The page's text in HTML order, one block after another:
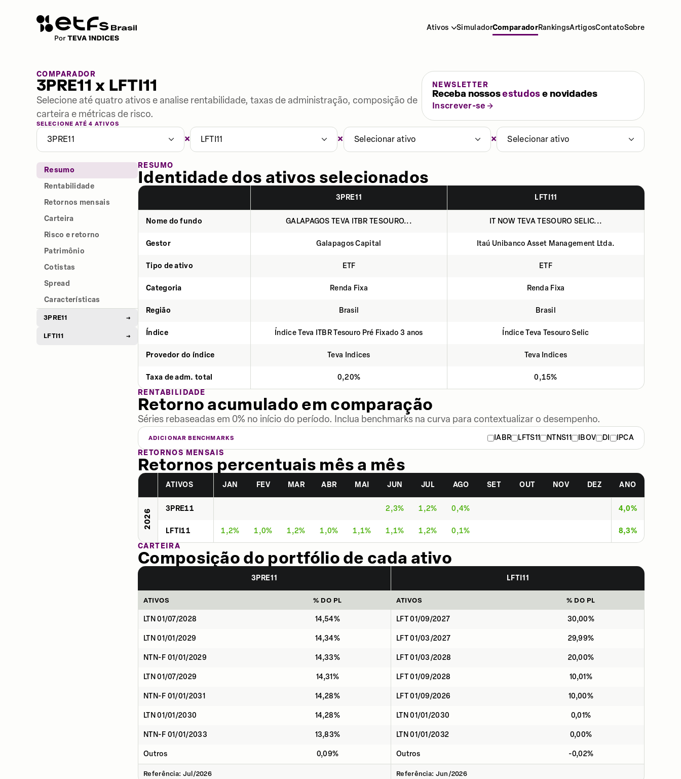
Ativos SimuladorComparadorRankingsArtigosContatoSobre
COMPARADOR
3PRE11 x LFTI11
Selecione até quatro ativos e analise rentabilidade, taxas de administração, composição de
carteira e métricas de risco.
NEWSLETTER
Receba nossosestudose novidades
Inscrever-se
SELECIONE ATÉ 4 ATIVOS
3PRE11 × LFTI11 × Selecionar ativo × Selecionar ativo
Resumo
Rentabilidade
Retornos mensais
Carteira
Risco e retorno
Patrimônio
Cotistas
Spread
Características
3PRE11 →
LFTI11 →
RESUMO
Identidade dos ativos selecionados
3PRE11 LFTI11
Nome do fundo GALAPAGOS TEVA ITBR TESOURO... IT NOW TEVA TESOURO SELIC...
Gestor Galapagos Capital Itaú Unibanco Asset Management Ltda.
Tipo de ativo ETF ETF
Categoria Renda Fixa Renda Fixa
Região Brasil Brasil
Índice Índice Teva ITBR Tesouro Pré Fixado 3 anos Índice Teva Tesouro Selic
Provedor do índice Teva Indices Teva Indices
Taxa de adm. total 0,20%
0,15%
RENTABILIDADE
Retorno acumulado em comparação
Séries rebaseadas em 0% no início do período. Inclua benchmarks na curva para contextualizar o desempenho.
ADICIONAR BENCHMARKS IABR LFTS11 NTNS11 IBOV DI
IPCA
RETORNOS MENSAIS
Retornos percentuais mês a mês
ATIVOS JAN FEV MAR ABR MAI JUN JUL AGO SET OUT NOV DEZ ANO
2026 3PRE11 2,3% 1,2% 0,4% 4,0%
LFTI11 1,2% 1,0% 1,2% 1,0% 1,1% 1,1% 1,2% 0,1%
8,3%
CARTEIRA
Composição do portfólio de cada ativo
3PRE11 LFTI11
ATIVOS % DO PL ATIVOS % DO PL
LTN 01/07/2028 14,54% LFT 01/09/2027 30,00%
LTN 01/01/2029 14,34% LFT 01/03/2027 29,99%
NTN-F 01/01/2029 14,33% LFT 01/03/2028 20,00%
LTN 01/07/2029 14,31% LFT 01/09/2028 10,01%
NTN-F 01/01/2031 14,28% LFT 01/09/2026 10,00%
LTN 01/01/2030 14,28% LTN 01/01/2030 0,01%
NTN-F 01/01/2033 13,83% LTN 01/01/2032 0,00%
Outros 0,09% Outros -0,02%
Referência: Jul/2026 Referência: Jun/2026